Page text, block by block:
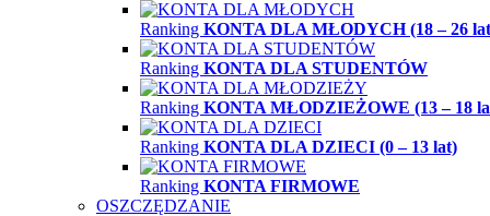
Ranking KONTA DLA MŁODYCH (18 – 26
Ranking KONTA DLA STUDENTÓW
Ranking KONTA MŁODZIEŻOWE (13 – 18
Ranking KONTA DLA DZIECI (0 – 13 lat)
Ranking KONTA FIRMOWE
OSZCZĘDZANIE